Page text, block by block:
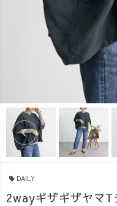
DAILY
2wayギザギザヤマ